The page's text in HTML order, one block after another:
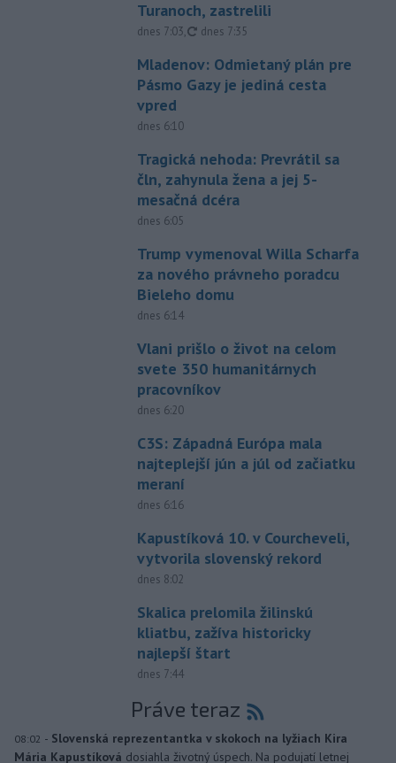
Turanoch, zastrelili
dnes 7:03, aktualizované
dnes 7:35
Mladenov: Odmietaný plán pre
Pásmo Gazy je jediná cesta
vpred
dnes 6:10
Tragická nehoda: Prevrátil sa
čln, zahynula žena a jej 5-
mesačná dcéra
dnes 6:05
Trump vymenoval Willa Scharfa
za nového právneho poradcu
Bieleho domu
dnes 6:14
Vlani prišlo o život na celom
svete 350 humanitárnych
pracovníkov
dnes 6:20
C3S: Západná Európa mala
najteplejší jún a júl od začiatku
meraní
dnes 6:16
Kapustíková 10. v Courcheveli,
vytvorila slovenský rekord
dnes 8:02
Skalica prelomila žilinskú
kliatbu, zažíva historicky
najlepší štart
dnes 7:44
Práve teraz
08:02 - Slovenská reprezentantka v skokoch na lyžiach Kira
Mária Kapustíková dosiahla životný úspech. Na podujatí letnej